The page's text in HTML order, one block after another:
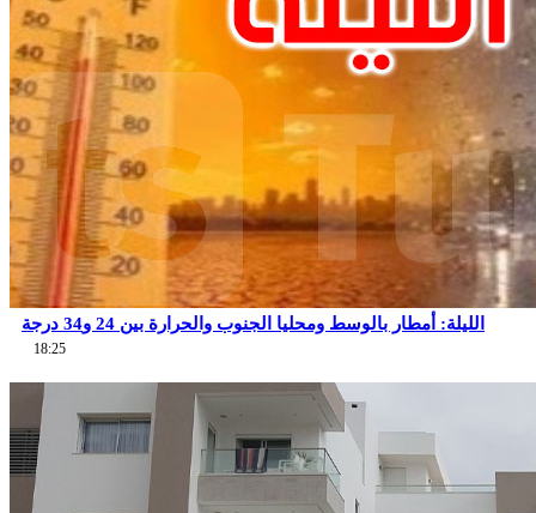
الليلة: أمطار بالوسط ومحليا الجنوب والحرارة بين 24 و34 درجة
18:25